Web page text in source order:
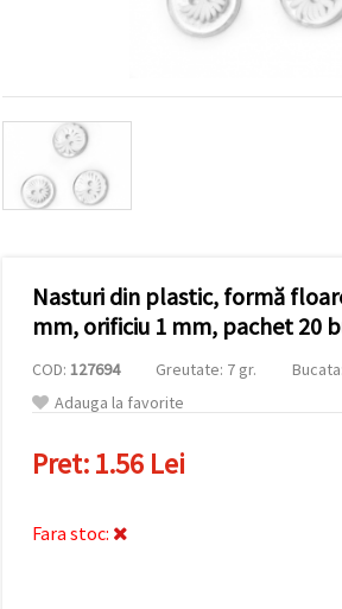
afișa
conținut și
reclame
mai
relevante,
analiză și
Puteți fi de
acord să
utilizați
toate
cookie -
clic pe
"acceptati
indicați
Nasturi din plastic, formă
mm, orificiu 1 mm, pachet 20
COD: 127694 Greutate: 7 gr.
Adauga la favorite
Pret:1.56 Lei
Fara stoc: